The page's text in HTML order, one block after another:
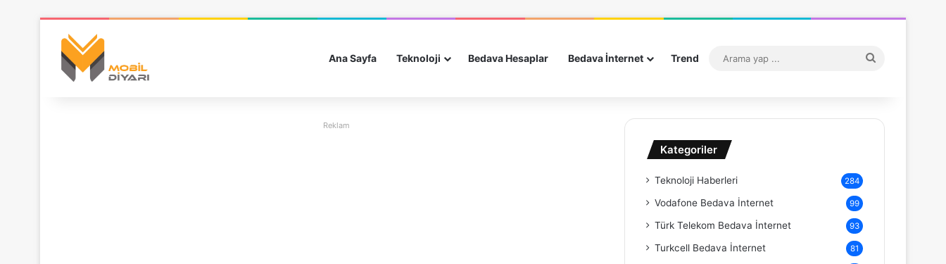
Ana Sayfa Teknoloji Bedava Hesaplar Bedava İnternet Trend
Reklam
Kategoriler
Teknoloji Haberleri 284
Vodafone Bedava İnternet 99
Türk Telekom Bedava İnternet 93
Turkcell Bedava İnternet 81